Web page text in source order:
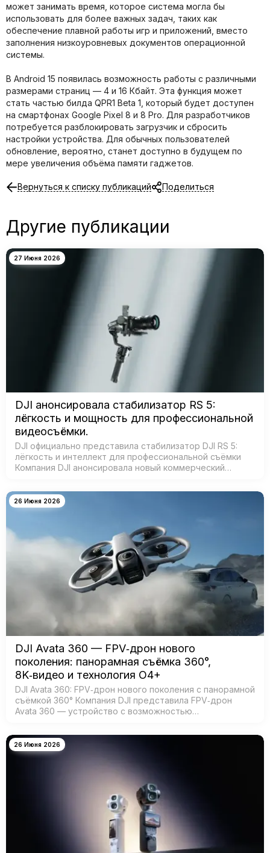
может занимать время, которое система могла бы
использовать для более важных задач, таких как
обеспечение плавной работы игр и приложений, вместо
заполнения низкоуровневых документов операционной
системы.
В Android 15 появилась возможность работы с различными
размерами страниц — 4 и 16 Кбайт. Эта функция может
стать частью билда QPR1 Beta 1, который будет доступен
на смартфонах Google Pixel 8 и 8 Pro. Для разработчиков
потребуется разблокировать загрузчик и сбросить
настройки устройства. Для обычных пользователей
обновление, вероятно, станет доступно в будущем по
мере увеличения объёма памяти гаджетов.
Вернуться к списку публикаций Поделиться
Другие публикации
27 Июня 2026
DJI анонсировала стабилизатор RS 5:
лёгкость и мощность для профессиональной
видеосъёмки.
DJI официально представила стабилизатор DJI RS 5:
лёгкость и интеллект для профессиональной съёмки
Компания DJI анонсировала новый коммерческий
масштабным обновлением ключевых систе…
26 Июня 2026
DJI Avata 360 — FPV‑дрон нового
поколения: панорамная съёмка 360°,
8K‑видео и технология O4+
DJI Avata 360: FPV‑дрон нового поколения с панорамной
съёмкой 360° Компания DJI представила FPV‑дрон
Avata 360 — устройство с возможностью
иммерсивных видео. Модель создана для:…
26 Июня 2026